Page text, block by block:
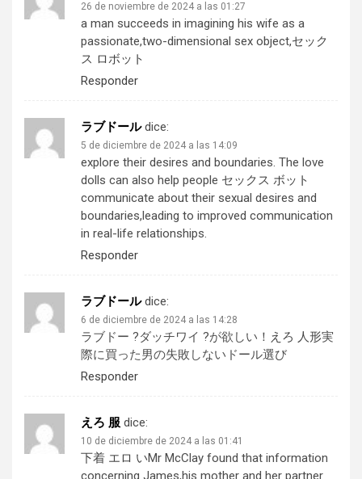
26 de noviembre de 2024 a las 01:27
a man succeeds in imagining his wife as a
passionate,two-dimensional sex object,セック
ス ロボット
Responder
ラブドール dice:
5 de diciembre de 2024 a las 14:09
explore their desires and boundaries. The love
dolls can also help people セックス ボット
communicate about their sexual desires and
boundaries,leading to improved communication
in real-life relationships.
Responder
ラブドール dice:
6 de diciembre de 2024 a las 14:28
ラブドー ?ダッチワイ ?が欲しい！ えろ 人形実
際に買った男の失敗しないドール選び
Responder
えろ 服 dice:
10 de diciembre de 2024 a las 01:41
下着 エロ いMr McClay found that information
concerning James,his mother and her partner